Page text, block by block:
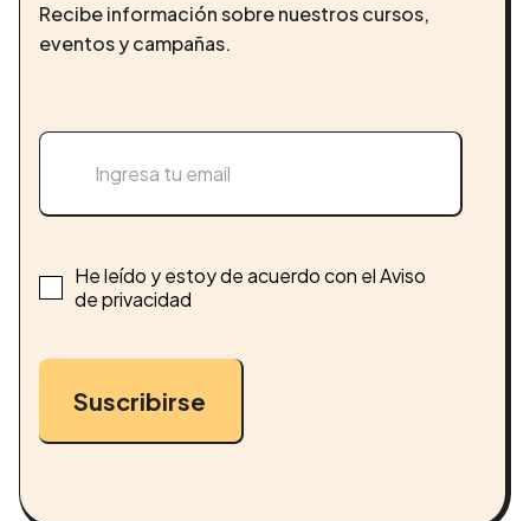
Recibe información sobre nuestros cursos,
eventos y campañas.
He leído y estoy de acuerdo con el Aviso
de privacidad
Suscribirse